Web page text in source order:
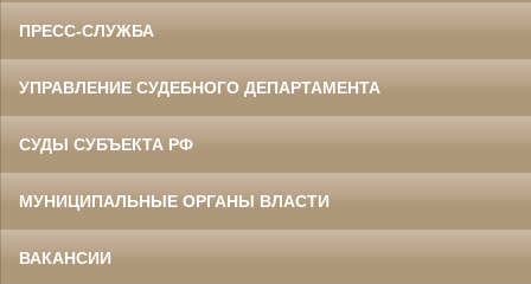
ПРЕСС-СЛУЖБА
УПРАВЛЕНИЕ СУДЕБНОГО ДЕПАРТАМЕНТА
СУДЫ СУБЪЕКТА РФ
МУНИЦИПАЛЬНЫЕ ОРГАНЫ ВЛАСТИ
ВАКАНСИИ